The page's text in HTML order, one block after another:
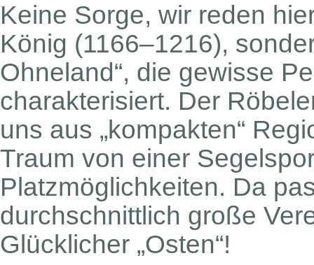
Keine Sorge, wir reden
König (1166–1216),
Ohneland“, die gewisse
charakterisiert. Der
uns aus „kompakten“
Traum von einer
Platzmöglichkeiten. Da
durchschnittlich große
Glücklicher „Osten“!